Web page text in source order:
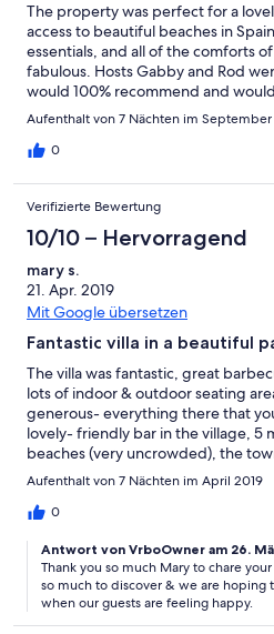
The property was perfect for a
access to beautiful beaches in
essentials, and all of the comforts
fabulous. Hosts Gabby and Rod
would 100% recommend and
Aufenthalt von 7 Nächten im
0
Verifizierte Bewertung
10/10 – Hervorragend
mary s.
21. Apr. 2019
Mit Google übersetzen
Fantastic villa in a beautiful
The villa was fantastic, great
lots of indoor & outdoor seating
generous- everything there that
lovely- friendly bar in the village, 5
beaches (very uncrowded), the
bars/restaurants, great trips out to
the town of Sanlucar de Guadinia
part of Spain
Aufenthalt von 7 Nächten im April 2019
0
Antwort von VrboOwner am 26.
Thank you so much Mary to chare
so much to discover & we are hoping
when our guests are feeling happy.